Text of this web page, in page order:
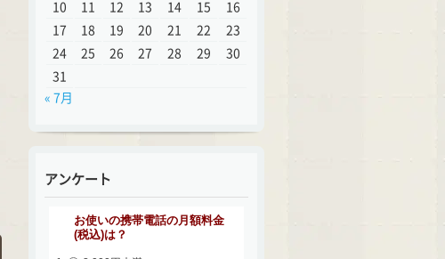
10
11 12 13 14 15
16
17
18 19 20 21 22
23
24
25 26 27 28 29
30
31
« 7月
アンケート
お使いの携帯電話の月額料金
(税込)は？